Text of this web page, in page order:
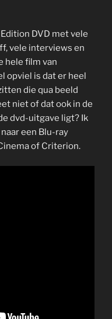
DVD met vele
vele interviews en
hele film van
opviel is dat er heel
die qua beeld
niet of dat ook in de
dvd-uitgave ligt? Ik
een Blu-ray
of Criterion.